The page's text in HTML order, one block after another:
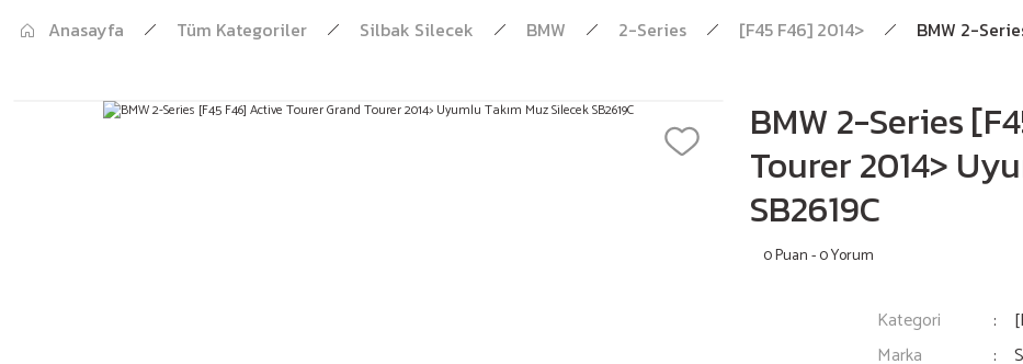
Anasayfa Tüm Kategoriler Silbak Silecek BMW 2-Series [F45 F46] 2014> BMW 2-
BMW 2-Series
Tourer 2014>
SB2619C
0 Puan - 0 Yorum
Kategori
Marka